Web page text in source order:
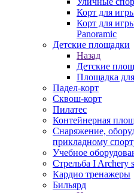
Корт для
Корт для
Panoramic
Детские площадки
Назад
Детские
Площадка
Падел-корт
Сквош-корт
Пилатес
Контейнерная
Снаряжение,
прикладному
Учебное
Стрельба I Archery
Кардио тренажеры
Бильярд